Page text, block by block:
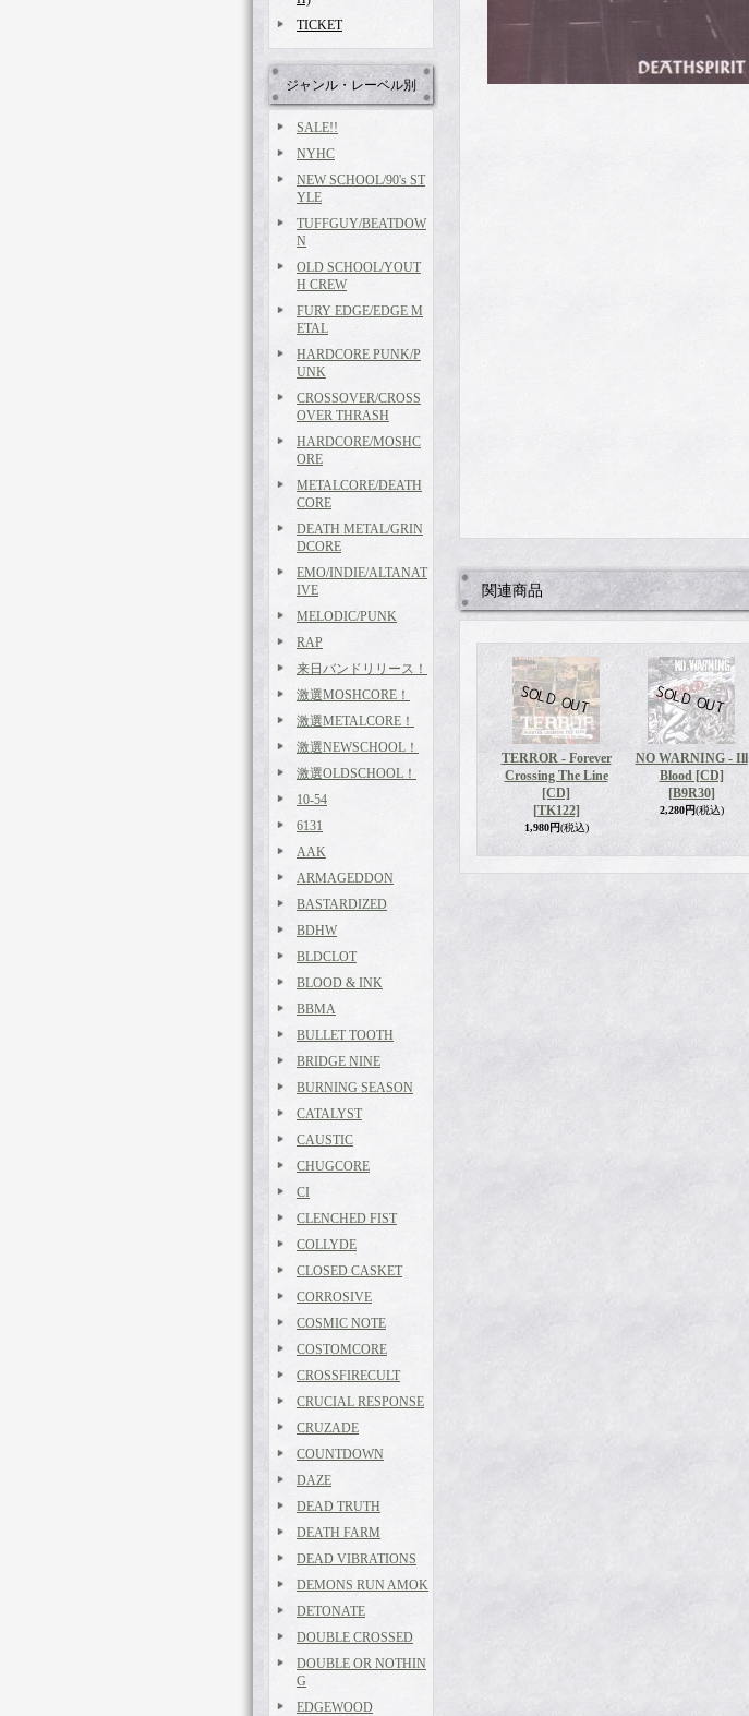
TICKET
ジャンル・レーベル別
SALE!!
NYHC
NEW SCHOOL/90's ST
YLE
TUFFGUY/BEATDOW
N
OLD SCHOOL/YOUT
H CREW
FURY EDGE/EDGE M
ETAL
HARDCORE PUNK/P
UNK
CROSSOVER/CROSS
OVER THRASH
HARDCORE/MOSHC
ORE
METALCORE/DEATH
CORE
DEATH METAL/GRIN
DCORE
EMO/INDIE/ALTANAT
IVE
MELODIC/PUNK
RAP
来日バンドリリース！
激選MOSHCORE！
激選METALCORE！
激選NEWSCHOOL！
激選OLDSCHOOL！
10-54
6131
AAK
ARMAGEDDON
BASTARDIZED
BDHW
BLDCLOT
BLOOD & INK
BBMA
BULLET TOOTH
BRIDGE NINE
BURNING SEASON
CATALYST
CAUSTIC
CHUGCORE
CI
CLENCHED FIST
COLLYDE
CLOSED CASKET
CORROSIVE
COSMIC NOTE
COSTOMCORE
CROSSFIRECULT
CRUCIAL RESPONSE
CRUZADE
COUNTDOWN
DAZE
DEAD TRUTH
DEATH FARM
DEAD VIBRATIONS
DEMONS RUN AMOK
DETONATE
DOUBLE CROSSED
DOUBLE OR NOTHIN
G
EDGEWOOD
関連商品
TERROR - Forever
Crossing The Line
[CD]
[TK122]
1,980円(税込)
NO WARNING - Ill
Blood [CD]
[B9R30]
2,280円(税込)